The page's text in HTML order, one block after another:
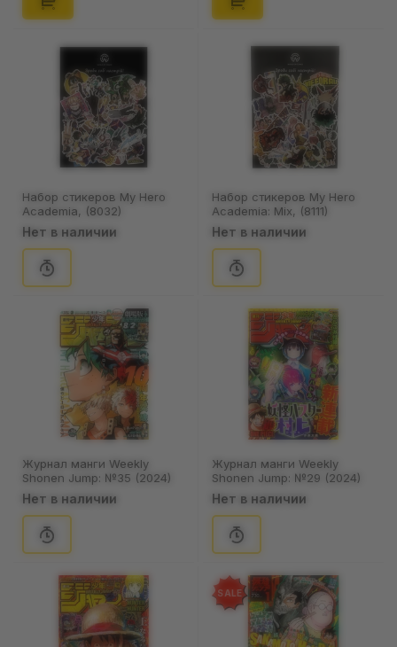
Набор стикеров My Hero
Academia, (8032)
Нет в наличии
Набор стикеров My Hero
Academia: Mix, (8111)
Нет в наличии
Журнал манги Weekly
Shonen Jump: №35 (2024)
(Japanese Edition), (320849)
Нет в наличии
Журнал манги Weekly
Shonen Jump: №29 (2024)
(Japanese Edition), (310741)
Нет в наличии
SALE